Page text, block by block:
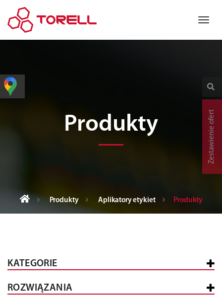
Produkty
Produkty Aplikatory etykiet Produkty
KATEGORIE
ROZWIĄZANIA
Zestawienie ofert